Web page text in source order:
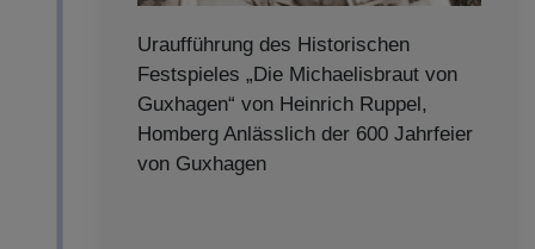
Uraufführung des Historischen
Festspieles „Die Michaelisbraut von
Guxhagen“ von Heinrich Ruppel,
Homberg Anlässlich der 600 Jahrfeier
von Guxhagen